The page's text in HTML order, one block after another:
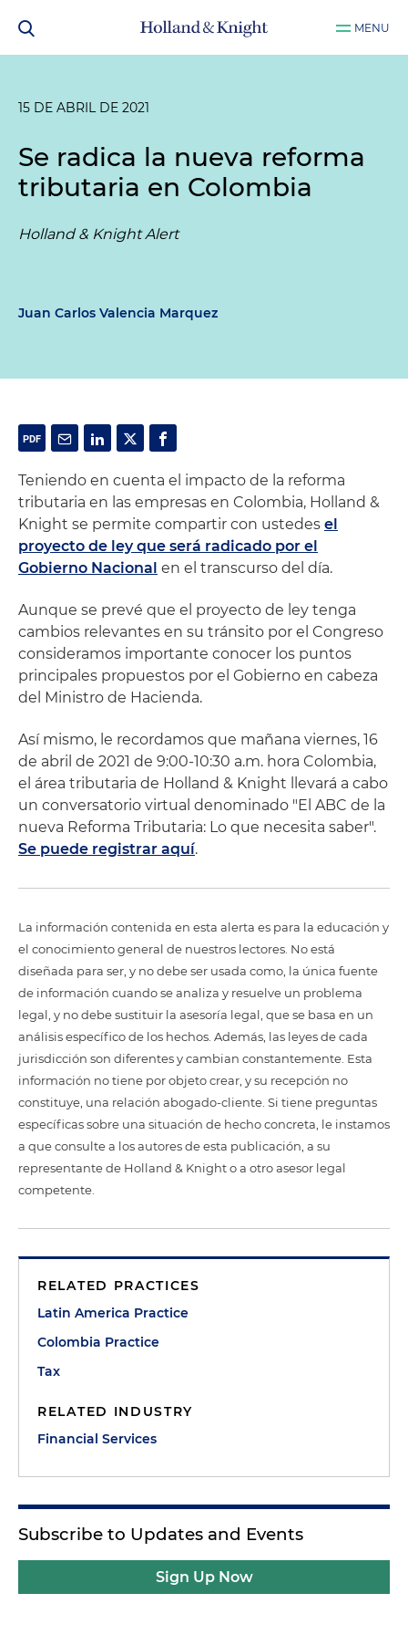
MENU
15 DE ABRIL DE 2021
Se radica la nueva reforma
tributaria en Colombia
Holland & Knight Alert
Juan Carlos Valencia Marquez
Teniendo en cuenta el impacto de la reforma
tributaria en las empresas en Colombia, Holland &
Knight se permite compartir con ustedes el
proyecto de ley que será radicado por el
Gobierno Nacional en el transcurso del día.
Aunque se prevé que el proyecto de ley tenga
cambios relevantes en su tránsito por el Congreso
consideramos importante conocer los puntos
principales propuestos por el Gobierno en cabeza
del Ministro de Hacienda.
Así mismo, le recordamos que mañana viernes, 16
de abril de 2021 de 9:00-10:30 a.m. hora Colombia,
el área tributaria de Holland & Knight llevará a cabo
un conversatorio virtual denominado "El ABC de la
nueva Reforma Tributaria: Lo que necesita saber".
Se puede registrar aquí.
La información contenida en esta alerta es para la educación y
el conocimiento general de nuestros lectores. No está
diseñada para ser, y no debe ser usada como, la única fuente
de información cuando se analiza y resuelve un problema
legal, y no debe sustituir la asesoría legal, que se basa en un
análisis específico de los hechos. Además, las leyes de cada
jurisdicción son diferentes y cambian constantemente. Esta
información no tiene por objeto crear, y su recepción no
constituye, una relación abogado-cliente. Si tiene preguntas
específicas sobre una situación de hecho concreta, le instamos
a que consulte a los autores de esta publicación, a su
representante de Holland & Knight o a otro asesor legal
competente.
RELATED PRACTICES
Latin America Practice
Colombia Practice
Tax
RELATED INDUSTRY
Financial Services
Subscribe to Updates and Events
Sign Up Now